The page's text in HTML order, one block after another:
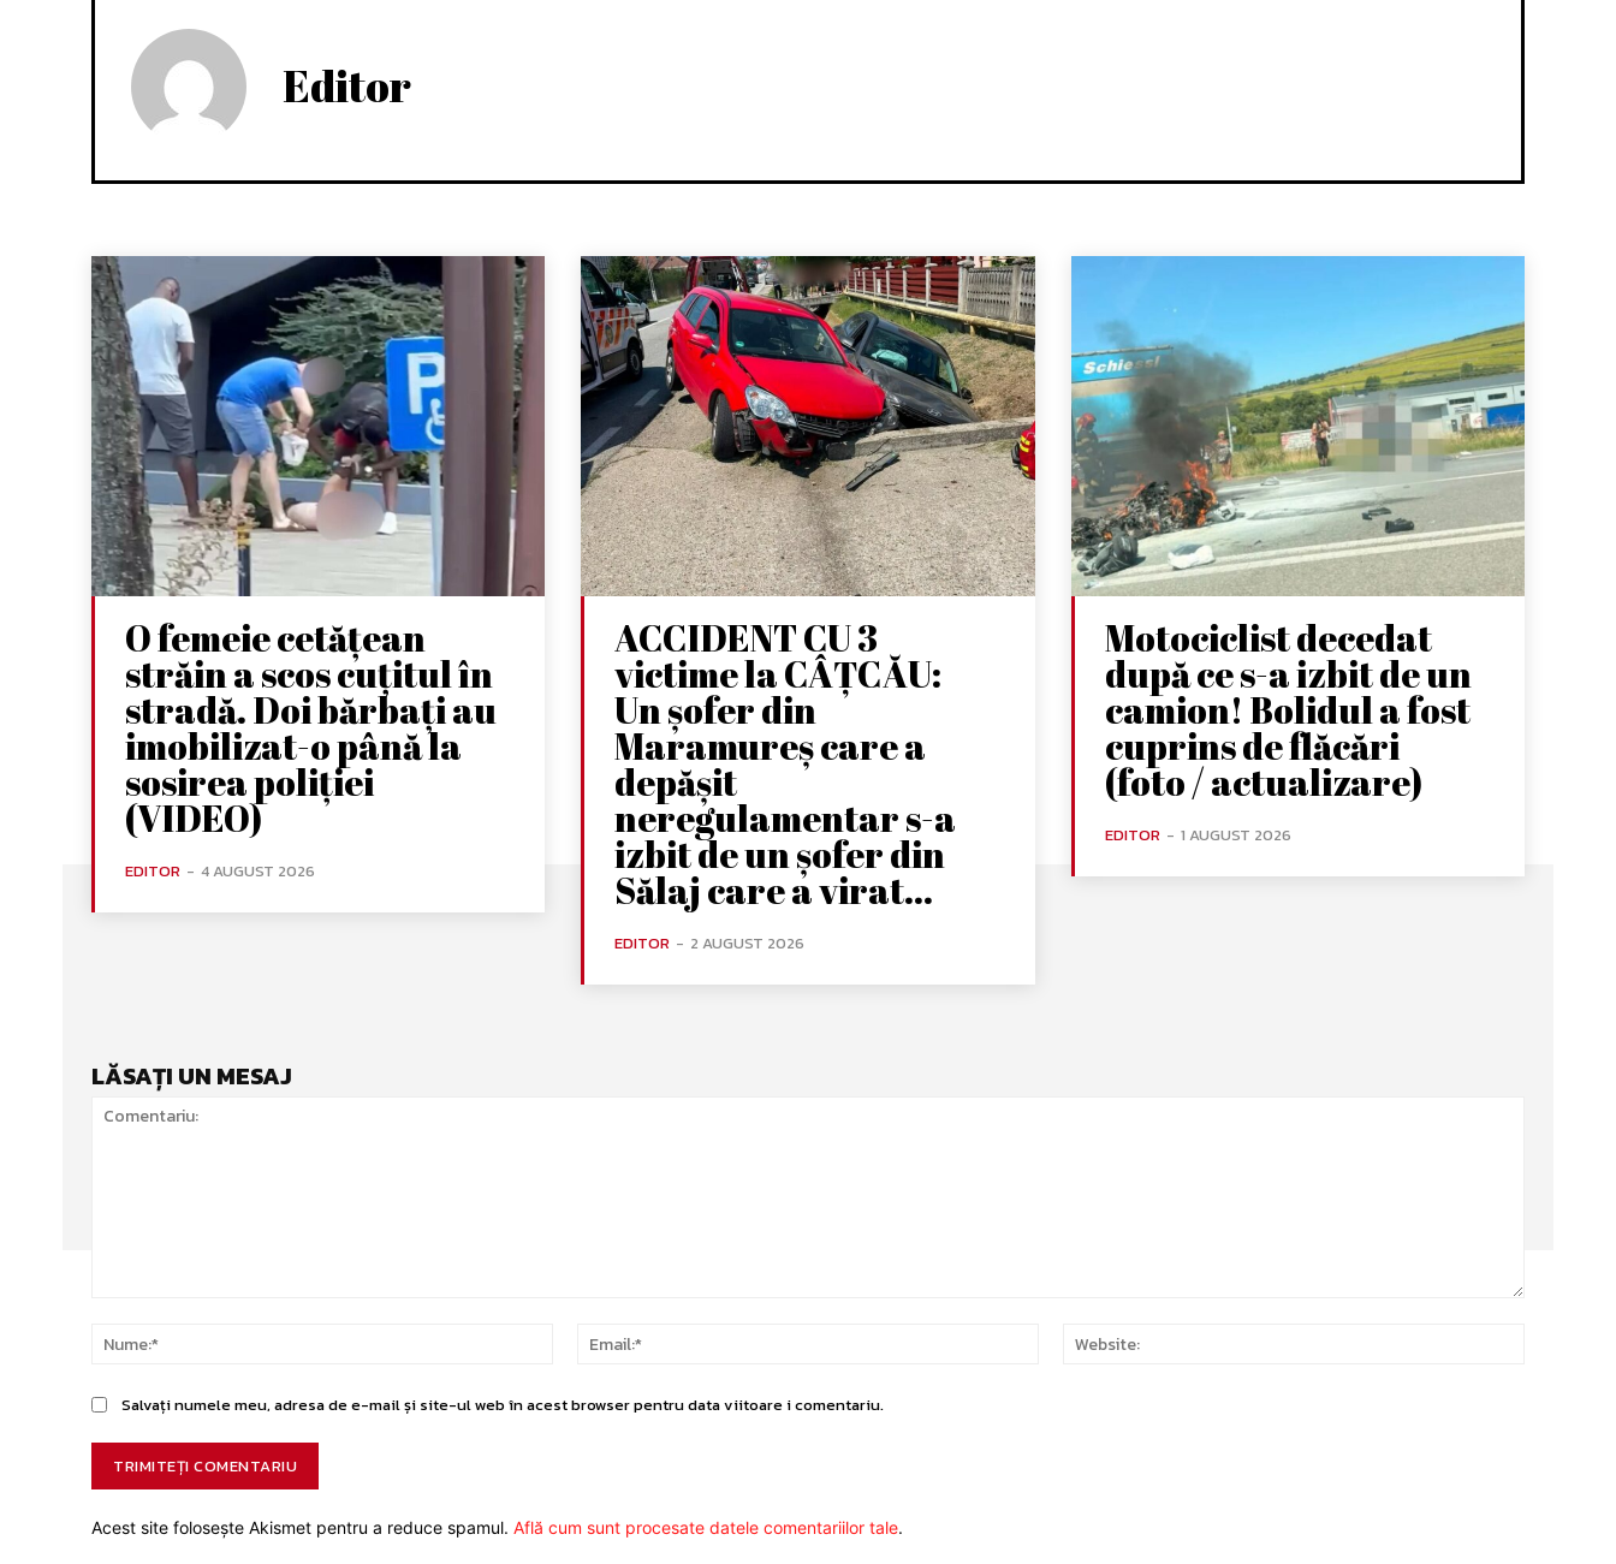
Editor
O femeie cetățean
străin a scos cuțitul în
stradă. Doi bărbați au
imobilizat-o până la
sosirea poliției
(VIDEO)
EDITOR - 4 AUGUST 2026
ACCIDENT CU 3
victime la CÂȚCĂU:
Un șofer din
Maramureș care a
depășit
neregulamentar s-a
izbit de un șofer din
Sălaj care a virat...
EDITOR - 2 AUGUST 2026
Motociclist decedat
după ce s-a izbit de un
camion! Bolidul a fost
cuprins de flăcări
(foto / actualizare)
EDITOR - 1 AUGUST 2026
LĂSAȚI UN MESAJ
Nume:*
Email:*
Salvați numele meu, adresa de e-mail și site-ul web în acest browser pentru data viitoare i comentariu.
Acest site folosește Akismet pentru a reduce spamul. Află cum sunt procesate datele comentariilor tale.